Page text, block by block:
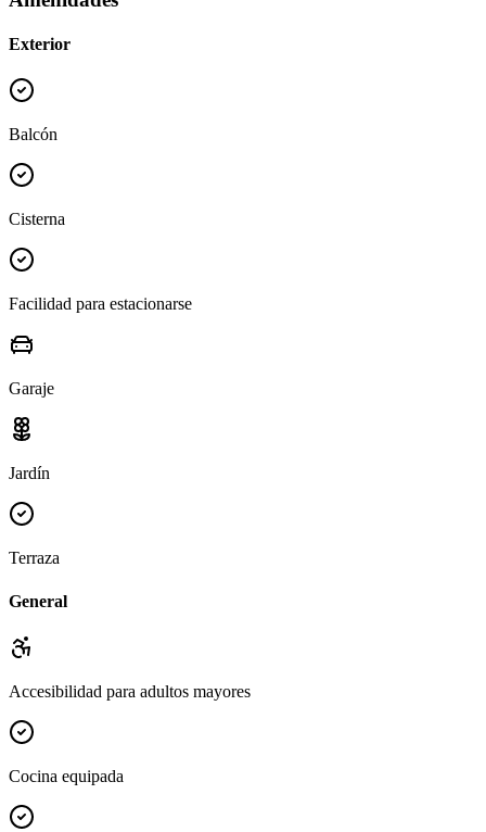
Exterior
Balcón
Cisterna
Facilidad para estacionarse
Garaje
Jardín
Terraza
General
Accesibilidad para adultos mayores
Cocina equipada